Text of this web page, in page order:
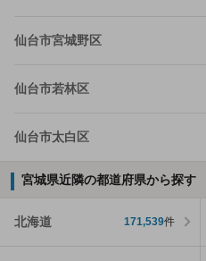
仙台市宮城野区
仙台市若林区
仙台市太白区
宮城県近隣の都道府県から探す
北海道 171,539件